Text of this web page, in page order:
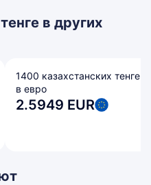
в других
1400 казахстанских тенге
в евро
2.5949 EUR